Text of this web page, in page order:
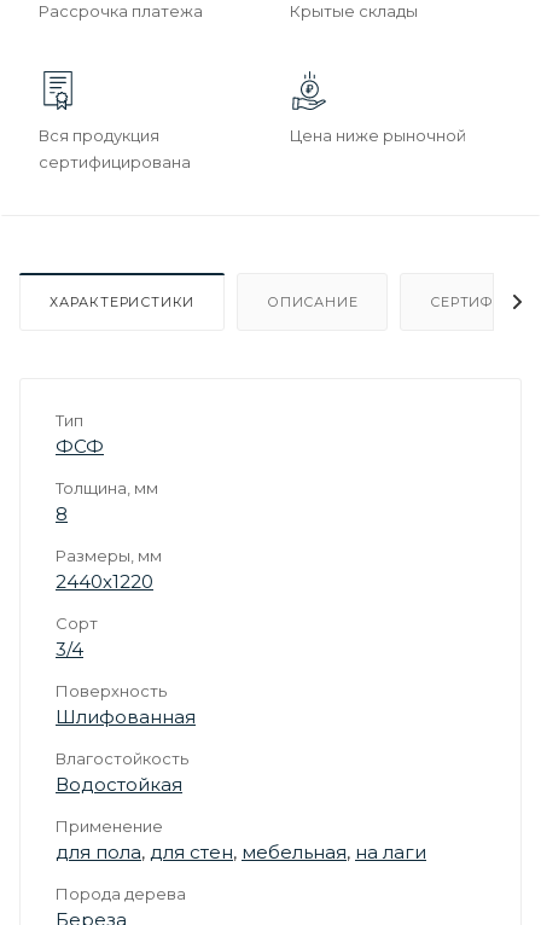
Рассрочка платежа Крытые склады
Вся продукция
сертифицирована
Цена ниже рыночной
ХАРАКТЕРИСТИКИ ОПИСАНИЕ
Тип
ФСФ
Толщина, мм
8
Размеры, мм
2440х1220
Сорт
3/4
Поверхность
Шлифованная
Влагостойкость
Водостойкая
Применение
для пола, для стен, мебельная, на лаги
Порода дерева
Береза